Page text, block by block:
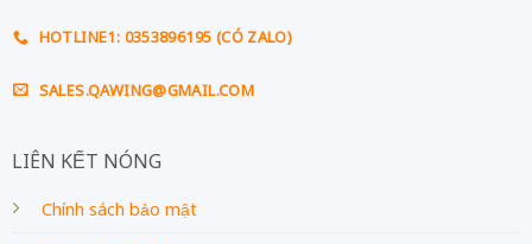
HOTLINE1: 0353896195 (CÓ ZALO)
SALES.QAWING@GMAIL.COM
LIÊN KẾT NÓNG
Chính sách bảo mật